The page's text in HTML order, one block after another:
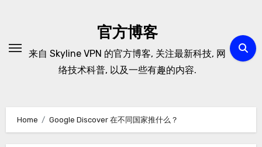
官方博客
来自 Skyline VPN 的官方博客, 关注最新科技, 网
络技术科普, 以及一些有趣的内容.
Home Google Discover 在不同国家推什么？